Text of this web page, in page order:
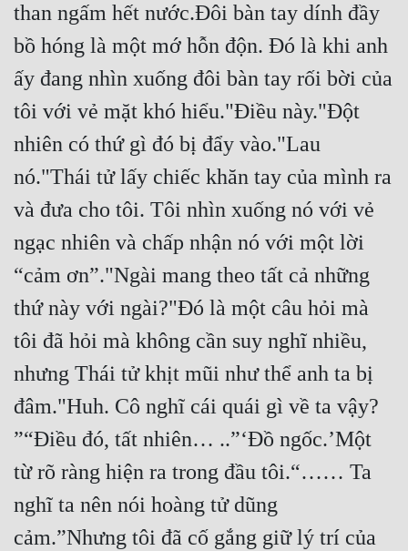
than ngấm hết nước.Đôi bàn tay dính đầy
bồ hóng là một mớ hỗn độn. Đó là khi anh
ấy đang nhìn xuống đôi bàn tay rối bời của
tôi với vẻ mặt khó hiểu."Điều này."Đột
nhiên có thứ gì đó bị đẩy vào."Lau
nó."Thái tử lấy chiếc khăn tay của mình ra
và đưa cho tôi. Tôi nhìn xuống nó với vẻ
ngạc nhiên và chấp nhận nó với một lời
“cảm ơn”."Ngài mang theo tất cả những
thứ này với ngài?"Đó là một câu hỏi mà
tôi đã hỏi mà không cần suy nghĩ nhiều,
nhưng Thái tử khịt mũi như thể anh ta bị
đâm."Huh. Cô nghĩ cái quái gì về ta vậy?
”“Điều đó, tất nhiên… ..”‘Đồ ngốc.’Một
từ rõ ràng hiện ra trong đầu tôi.“…… Ta
nghĩ ta nên nói hoàng tử dũng
cảm.”Nhưng tôi đã cố gắng giữ lý trí của